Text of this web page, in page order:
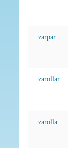
zarpar
zarollar
zarolla